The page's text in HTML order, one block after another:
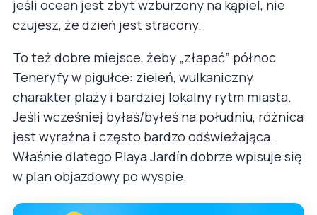
jeśli ocean jest zbyt wzburzony na kąpiel, nie
czujesz, że dzień jest stracony.
To też dobre miejsce, żeby „złapać” północ
Teneryfy w pigułce: zieleń, wulkaniczny
charakter plaży i bardziej lokalny rytm miasta.
Jeśli wcześniej byłaś/byłeś na południu, różnica
jest wyraźna i często bardzo odświeżająca.
Właśnie dlatego Playa Jardín dobrze wpisuje się
w plan objazdowy po wyspie.